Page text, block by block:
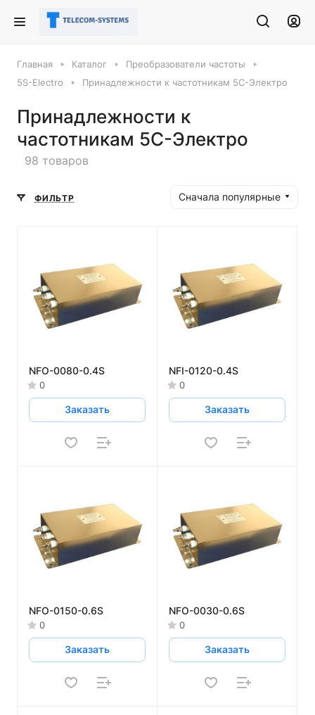
Главная Каталог
Преобразователи частоты
5S-Electro
Принадлежности к частотникам 5С-Электро
Принадлежности к
частотникам 5С-Электро
98 товаров
ФИЛЬТР Сначала популярные
NFO-0080-0.4S
0
Заказать
NFI-0120-0.4S
0
Заказать
NFO-0150-0.6S
0
Заказать
NFO-0030-0.6S
0
Заказать